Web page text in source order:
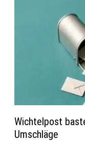
Wichtelpost
Umschläge